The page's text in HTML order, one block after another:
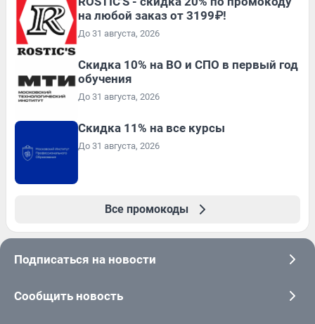
на любой заказ от 3199₽!
До 31 августа, 2026
Скидка 10% на ВО и СПО в первый год
обучения
До 31 августа, 2026
Скидка 11% на все курсы
До 31 августа, 2026
Все промокоды
Подписаться на новости
Сообщить новость